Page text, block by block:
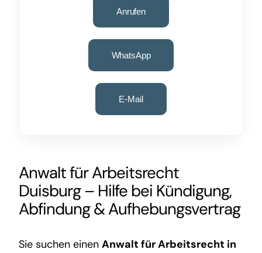
Anrufen
WhatsApp
E-Mail
Anwalt für Arbeitsrecht
Duisburg – Hilfe bei Kündigung,
Abfindung & Aufhebungsvertrag
Sie suchen einen Anwalt für Arbeitsrecht in